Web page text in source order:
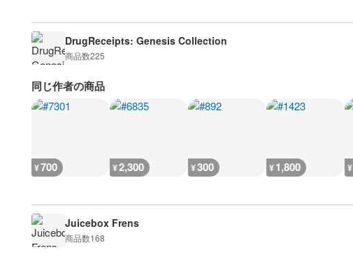
DrugReceipts: Genesis Collection
商品数225
同じ作者の商品
¥700 ¥2,300 ¥300 ¥1,800 ¥
Juicebox Frens
商品数168